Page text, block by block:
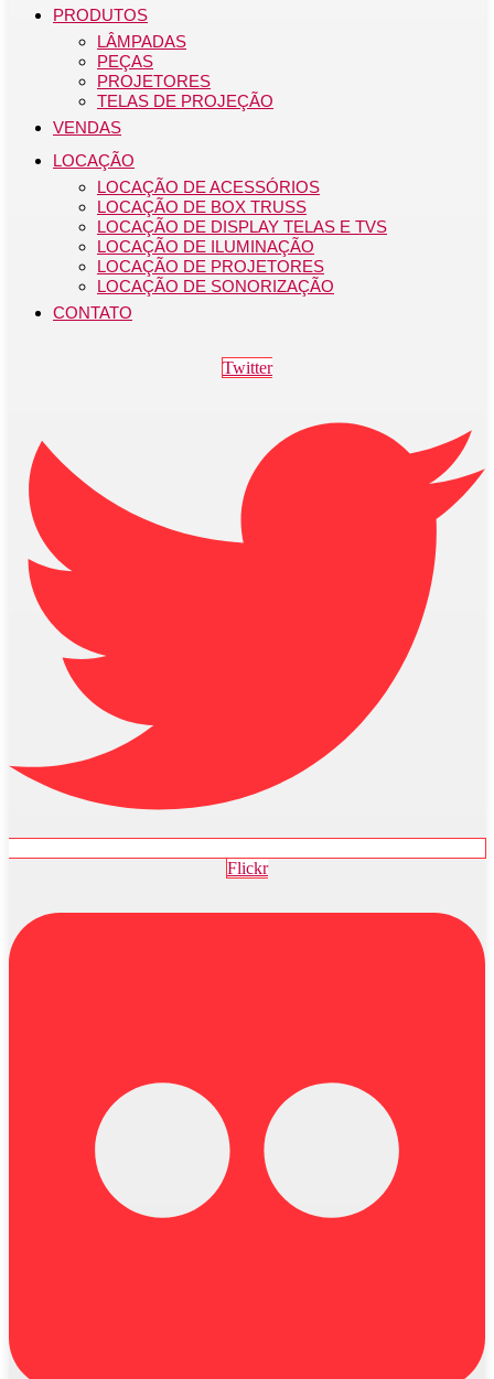
PRODUTOS
LÂMPADAS
PEÇAS
PROJETORES
TELAS DE PROJEÇÃO
VENDAS
LOCAÇÃO
LOCAÇÃO DE ACESSÓRIOS
LOCAÇÃO DE BOX TRUSS
LOCAÇÃO DE DISPLAY TELAS E TVS
LOCAÇÃO DE ILUMINAÇÃO
LOCAÇÃO DE PROJETORES
LOCAÇÃO DE SONORIZAÇÃO
CONTATO
Twitter
Flickr